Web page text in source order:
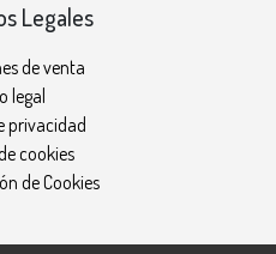
Legales
de venta
legal
privacidad
cookies
de Cookies